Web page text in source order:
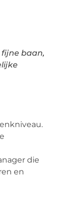
baan,
die
en